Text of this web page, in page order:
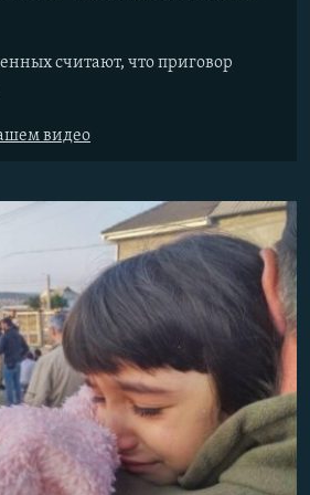
считают, что приговор
видео